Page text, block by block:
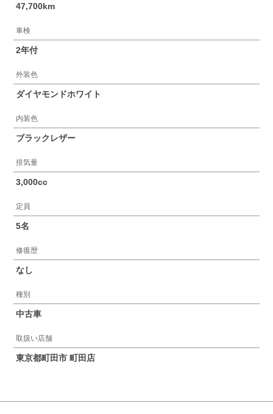
47,700km
車検
2年付
外装色
ダイヤモンドホワイト
内装色
ブラックレザー
排気量
3,000cc
定員
5名
修復歴
なし
種別
中古車
取扱い店舗
東京都町田市 町田店